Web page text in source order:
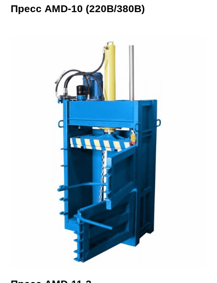
Пресс AMD-10 (220В/380В)